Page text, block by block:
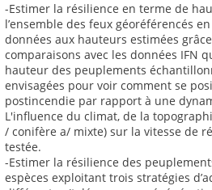
-Estimer la résilience en terme de
l’ensemble des feux géoréférencés
données aux hauteurs estimées grâce
comparaisons avec les données IFN
hauteur des peuplements
envisagées pour voir comment se
postincendie par rapport à une
L'influence du climat, de la
/ conifère a/ mixte) sur la vitesse de
testée.
-Estimer la résilience des
espèces exploitant trois stratégies